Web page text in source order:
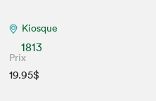
Kiosque
1813
Prix
19.95$